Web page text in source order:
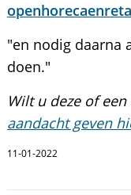
"en nodig daarna
doen."
Wilt u deze of
aandacht geven
11-01-2022